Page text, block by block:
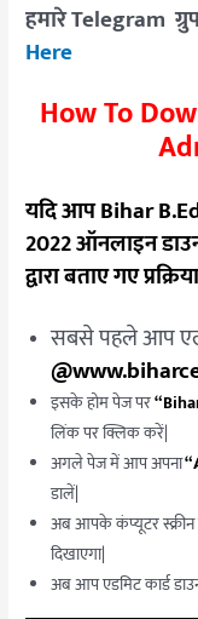
हमारे Telegram
Here
How To
यदि आप Bihar
2022 ऑनलाइन
द्वारा बताए गए
सबसे पहले आप
इसके होम पेज पर
लिंक पर क्लिक करें|
अगले पेज में आप अपना
डालें|
अब आपके कंप्यूटर स्क्रीन
दिखाएगा|
अब आप एडमिट कार्ड